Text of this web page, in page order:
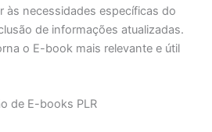
às necessidades específicas do
de informações atualizadas.
o E-book mais relevante e útil
de E-books PLR